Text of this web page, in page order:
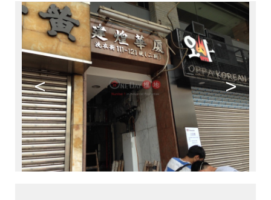
< >